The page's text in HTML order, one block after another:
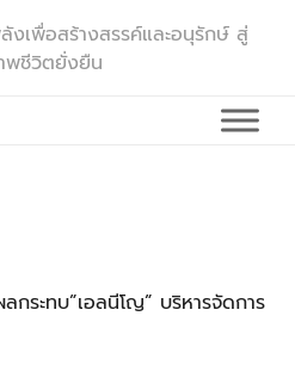
เพื่อสร้างสรรค์และอนุรักษ์ สู่
ชีวิตยั่งยืน
ระทบ”เอลนีโญ” บริหารจัดการ